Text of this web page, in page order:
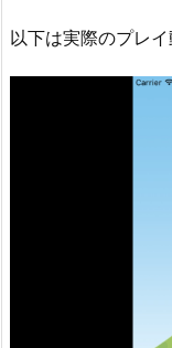
以下は実際のプレ